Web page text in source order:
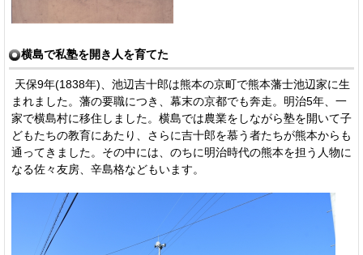
横島で私塾を開き人を育てた
天保9年(1838年)、池辺吉十郎は熊本の京町で熊本藩士池辺家に生
まれました。藩の要職につき、幕末の京都でも奔走。明治5年、一
家で横島村に移住しました。横島では農業をしながら塾を開いて子
どもたちの教育にあたり、さらに吉十郎を慕う者たちが熊本からも
通ってきました。その中には、のちに明治時代の熊本を担う人物に
なる佐々友房、辛島格などもいます。